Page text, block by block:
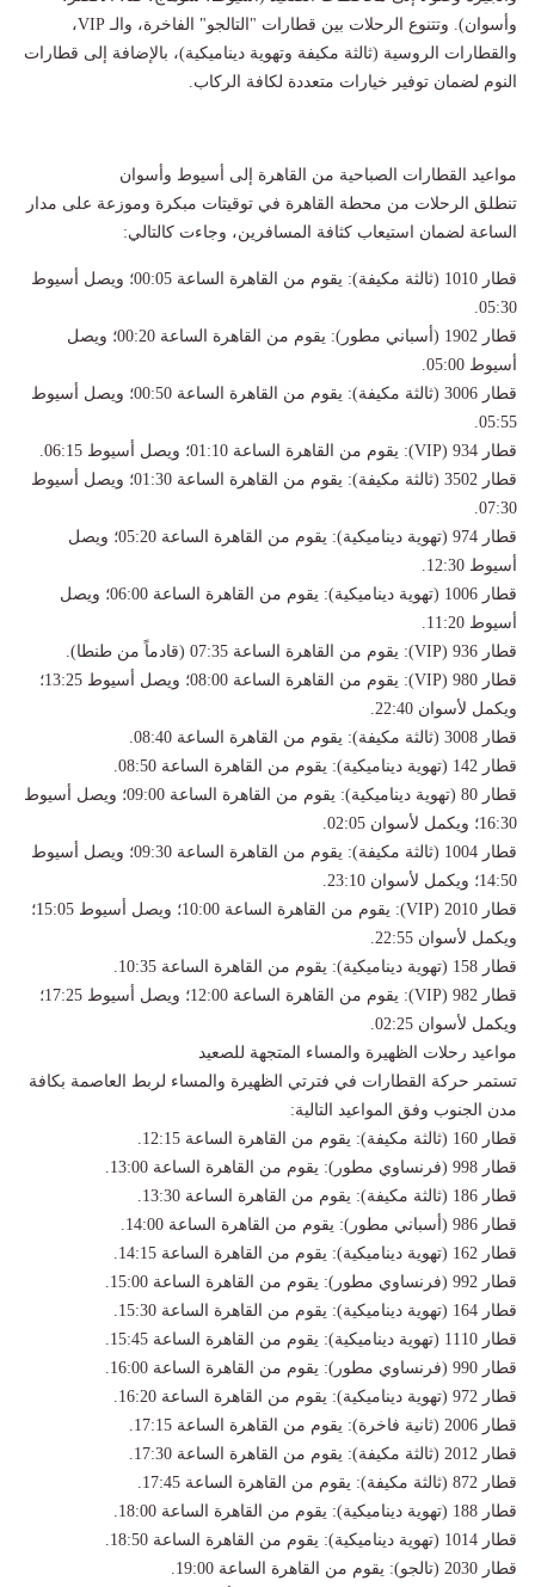
وأسوان). وتتنوع الرحلات بين قطارات "التالجو" الفاخرة، والـ VIP،
والقطارات الروسية (ثالثة مكيفة وتهوية ديناميكية)، بالإضافة إلى قطارات
النوم لضمان توفير خيارات متعددة لكافة الركاب.
​مواعيد القطارات الصباحية من القاهرة إلى أسيوط وأسوان
​تنطلق الرحلات من محطة القاهرة في توقيتات مبكرة وموزعة على مدار
الساعة لضمان استيعاب كثافة المسافرين، وجاءت كالتالي:
​قطار 1010 (ثالثة مكيفة): يقوم من القاهرة الساعة 00:05؛ ويصل أسيوط
05:30.
​قطار 1902 (أسباني مطور): يقوم من القاهرة الساعة 00:20؛ ويصل
أسيوط 05:00.
​قطار 3006 (ثالثة مكيفة): يقوم من القاهرة الساعة 00:50؛ ويصل أسيوط
05:55.
​قطار 934 (VIP): يقوم من القاهرة الساعة 01:10؛ ويصل أسيوط 06:15.
​قطار 3502 (ثالثة مكيفة): يقوم من القاهرة الساعة 01:30؛ ويصل أسيوط
07:30.
​قطار 974 (تهوية ديناميكية): يقوم من القاهرة الساعة 05:20؛ ويصل
أسيوط 12:30.
​قطار 1006 (تهوية ديناميكية): يقوم من القاهرة الساعة 06:00؛ ويصل
أسيوط 11:20.
​قطار 936 (VIP): يقوم من القاهرة الساعة 07:35 (قادماً من طنطا).
​قطار 980 (VIP): يقوم من القاهرة الساعة 08:00؛ ويصل أسيوط 13:25؛
ويكمل لأسوان 22:40.
​قطار 3008 (ثالثة مكيفة): يقوم من القاهرة الساعة 08:40.
​قطار 142 (تهوية ديناميكية): يقوم من القاهرة الساعة 08:50.
​قطار 80 (تهوية ديناميكية): يقوم من القاهرة الساعة 09:00؛ ويصل أسيوط
16:30؛ ويكمل لأسوان 02:05.
​قطار 1004 (ثالثة مكيفة): يقوم من القاهرة الساعة 09:30؛ ويصل أسيوط
14:50؛ ويكمل لأسوان 23:10.
​قطار 2010 (VIP): يقوم من القاهرة الساعة 10:00؛ ويصل أسيوط 15:05؛
ويكمل لأسوان 22:55.
​قطار 158 (تهوية ديناميكية): يقوم من القاهرة الساعة 10:35.
​قطار 982 (VIP): يقوم من القاهرة الساعة 12:00؛ ويصل أسيوط 17:25؛
ويكمل لأسوان 02:25.
​مواعيد رحلات الظهيرة والمساء المتجهة للصعيد
​تستمر حركة القطارات في فترتي الظهيرة والمساء لربط العاصمة بكافة
مدن الجنوب وفق المواعيد التالية:
​قطار 160 (ثالثة مكيفة): يقوم من القاهرة الساعة 12:15.
​قطار 998 (فرنساوي مطور): يقوم من القاهرة الساعة 13:00.
​قطار 186 (ثالثة مكيفة): يقوم من القاهرة الساعة 13:30.
​قطار 986 (أسباني مطور): يقوم من القاهرة الساعة 14:00.
​قطار 162 (تهوية ديناميكية): يقوم من القاهرة الساعة 14:15.
​قطار 992 (فرنساوي مطور): يقوم من القاهرة الساعة 15:00.
​قطار 164 (تهوية ديناميكية): يقوم من القاهرة الساعة 15:30.
​قطار 1110 (تهوية ديناميكية): يقوم من القاهرة الساعة 15:45.
​قطار 990 (فرنساوي مطور): يقوم من القاهرة الساعة 16:00.
​قطار 972 (تهوية ديناميكية): يقوم من القاهرة الساعة 16:20.
​قطار 2006 (ثانية فاخرة): يقوم من القاهرة الساعة 17:15.
​قطار 2012 (ثالثة مكيفة): يقوم من القاهرة الساعة 17:30.
​قطار 872 (ثالثة مكيفة): يقوم من القاهرة الساعة 17:45.
​قطار 188 (تهوية ديناميكية): يقوم من القاهرة الساعة 18:00.
​قطار 1014 (تهوية ديناميكية): يقوم من القاهرة الساعة 18:50.
​قطار 2030 (تالجو): يقوم من القاهرة الساعة 19:00.